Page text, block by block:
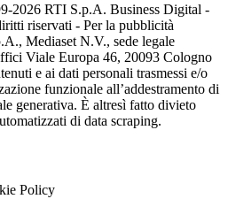
2026 RTI S.p.A. Business Digital -
riservati - Per la pubblicità
Mediaset N.V., sede legale
Viale Europa 46, 20093 Cologno
e ai dati personali trasmessi e/o
funzionale all’addestramento di
generativa. È altresì fatto divieto
di data scraping.
Policy